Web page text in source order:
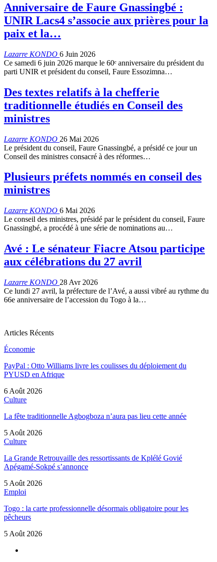
Anniversaire de Faure Gnassingbé :
UNIR Lacs4 s’associe aux prières pour la
paix et la…
Lazarre KONDO 6 Juin 2026
Ce samedi 6 juin 2026 marque le 60ᵉ anniversaire du président du
parti UNIR et président du conseil, Faure Essozimna…
Des textes relatifs à la chefferie
traditionnelle étudiés en Conseil des
ministres
Lazarre KONDO 26 Mai 2026
Le président du conseil, Faure Gnassingbé, a présidé ce jour un
Conseil des ministres consacré à des réformes…
Plusieurs préfets nommés en conseil des
ministres
Lazarre KONDO 6 Mai 2026
Le conseil des ministres, présidé par le président du conseil, Faure
Gnassingbé, a procédé à une série de nominations au…
Avé : Le sénateur Fiacre Atsou participe
aux célébrations du 27 avril
Lazarre KONDO 28 Avr 2026
Ce lundi 27 avril, la préfecture de l’Avé, a aussi vibré au rythme du
66e anniversaire de l’accession du Togo à la…
Articles Récents
Économie
PayPal : Otto Williams livre les coulisses du déploiement du
PYUSD en Afrique
6 Août 2026
Culture
La fête traditionnelle Agbogboza n’aura pas lieu cette année
5 Août 2026
Culture
La Grande Retrouvaille des ressortissants de Kplélé Govié
Apégamé-Sokpé s’annonce
5 Août 2026
Emploi
Togo : la carte professionnelle désormais obligatoire pour les
pêcheurs
5 Août 2026